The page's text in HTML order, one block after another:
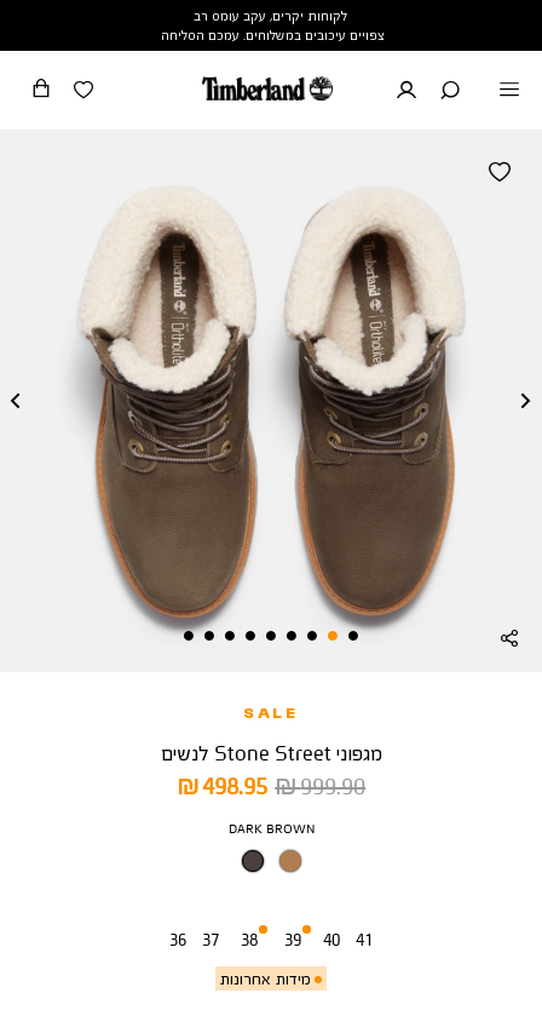
לקוחות יקרים, עקב עומס רב
צפויים עיכובים במשלוחים. עמכם הסליחה
SALE
מגפוני Stone Street לנשים
מחיר
מוצר
498.95 ₪
מחיר
999.90 ₪
צבע
DARK BROWN
36 37 38
מידות אחרונות
39 40 41